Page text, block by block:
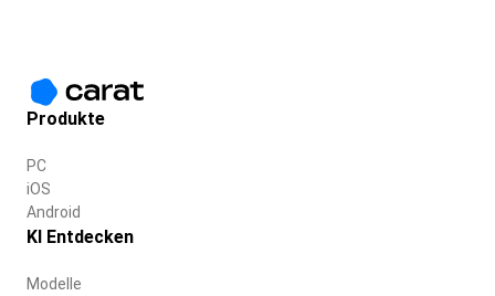
Produkte
PC
iOS
Android
KI Entdecken
Modelle